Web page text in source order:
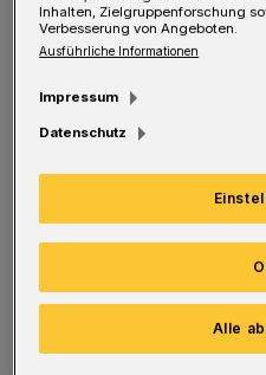
Meistgesehen
Inhalten, Zielgruppenforschung
Verbesserung von Angeboten.
Ausführliche Informationen
Impressum
Datenschutz
Alle